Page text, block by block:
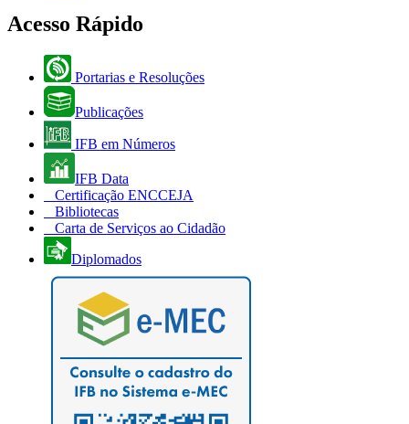
Acesso Rápido
Portarias e Resoluções
Publicações
IFB em Números
IFB Data
Certificação ENCCEJA
Bibliotecas
Carta de Serviços ao Cidadão
Diplomados